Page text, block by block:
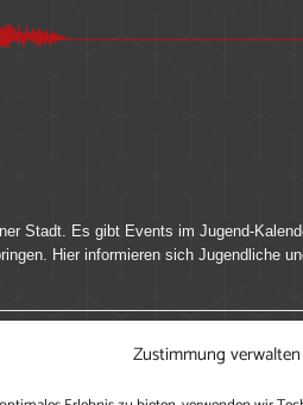
Zustimmung verwalten
Stadt. Es gibt Events im Jugend-
Hier informieren sich Jugendliche
teile deine Perspektive und